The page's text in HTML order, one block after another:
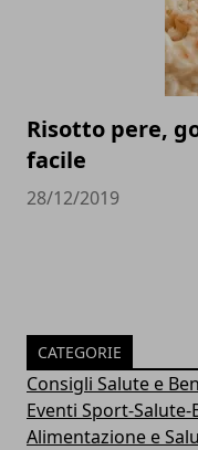
Risotto pere,
facile
28/12/2019
CATEGORIE
Consigli Salute e
Eventi Sport-Salute-
Alimentazione e